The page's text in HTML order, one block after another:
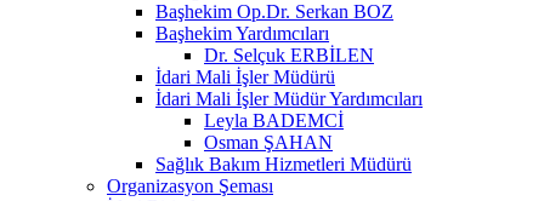
Başhekim Op.Dr. Serkan BOZ
Başhekim Yardımcıları
Dr. Selçuk ERBİLEN
İdari Mali İşler Müdürü
İdari Mali İşler Müdür Yardımcıları
Leyla BADEMCİ
Osman ŞAHAN
Sağlık Bakım Hizmetleri Müdürü
Organizasyon Şeması